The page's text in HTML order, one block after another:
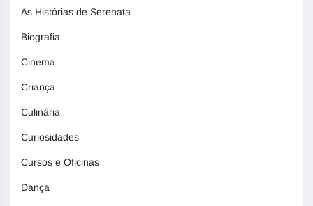
As Histórias de Serenata
Biografia
Cinema
Criança
Culinária
Curiosidades
Cursos e Oficinas
Dança